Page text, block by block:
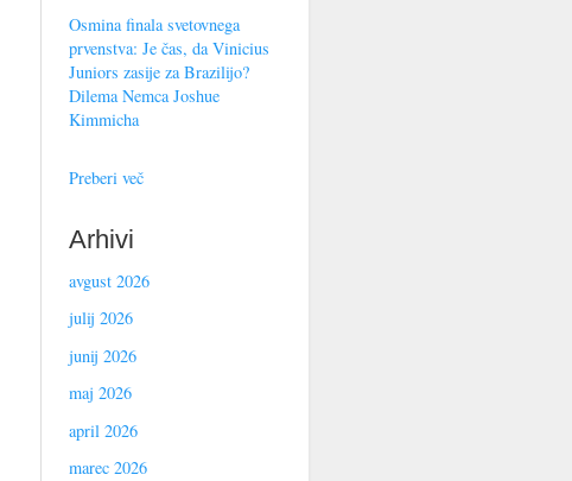
Osmina finala svetovnega
prvenstva: Je čas, da Vinicius
Juniors zasije za Brazilijo?
Dilema Nemca Joshue
Kimmicha
Preberi več
Arhivi
avgust 2026
julij 2026
junij 2026
maj 2026
april 2026
marec 2026